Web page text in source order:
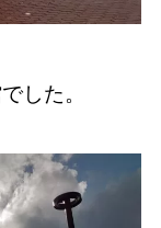
した。